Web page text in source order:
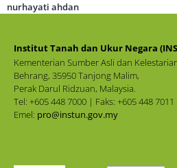
nurhayati ahdan
Institut Tanah dan Ukur Negara
Kementerian Sumber Asli dan
Behrang, 35950 Tanjong Malim,
Perak Darul Ridzuan, Malaysia.
Tel: +605 448 7000 | Faks: +605 448 7011
Emel: pro@instun.gov.my